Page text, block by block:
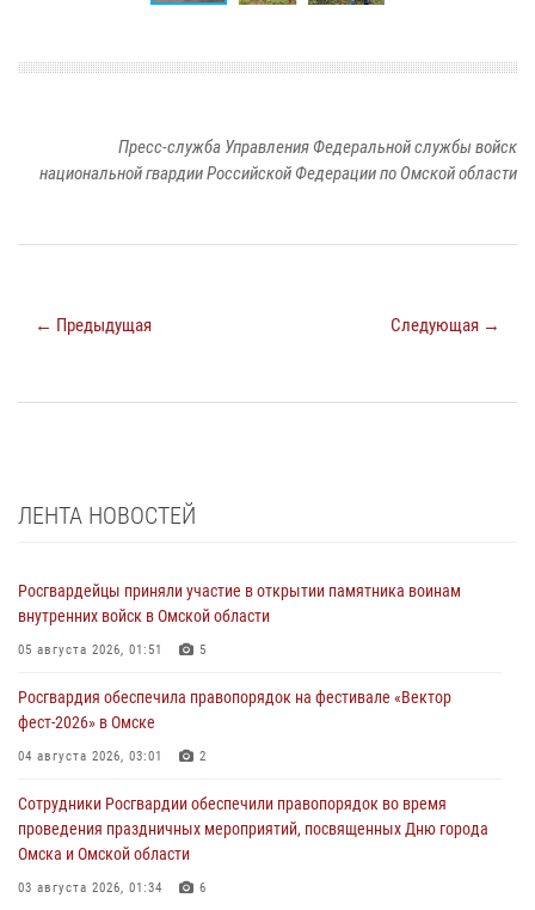
Пресс-служба Управления Федеральной службы войск
национальной гвардии Российской Федерации по Омской области
← Предыдущая Следующая →
ЛЕНТА НОВОСТЕЙ
Росгвардейцы приняли участие в открытии памятника воинам
внутренних войск в Омской области
05 августа 2026, 01:51 5
Росгвардия обеспечила правопорядок на фестивале «Вектор
фест-2026» в Омске
04 августа 2026, 03:01 2
Сотрудники Росгвардии обеспечили правопорядок во время
проведения праздничных мероприятий, посвященных Дню города
Омска и Омской области
03 августа 2026, 01:34 6